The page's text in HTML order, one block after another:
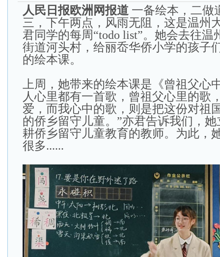
人民日报欧洲网报道 一备绘本，二做
三，下午两点，风雨无阻，这是温州
君同学的每周“todo list”。她会去往温
街道河头村，给丽岙华侨小学的孩子
的绘本课。
上周，她带来的绘本课是《曾祖父心
人心里都有一首歌，曾祖父心里的歌
爱，而我心中的歌，则是把这份对祖
的侨乡留守儿童。”亦君告诉我们，
耕侨乡留守儿童教育的教师。为此，
很多......